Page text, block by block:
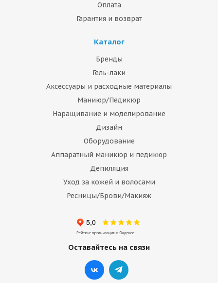
Оплата
Гарантия и возврат
Каталог
Бренды
Гель-лаки
Аксессуары и расходные материалы
Маниюр/Педикюр
Наращивание и моделирование
Дизайн
Оборудование
Аппаратный маникюр и педикюр
Депиляция
Уход за кожей и волосами
Ресницы/Брови/Макияж
Оставайтесь на связи